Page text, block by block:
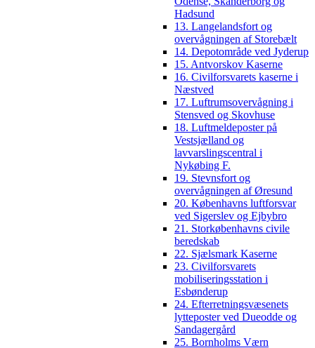
Hadsund
13. Langelandsfort og
overvågningen af Storebælt
14. Depotområde ved Jyderup
15. Antvorskov Kaserne
16. Civilforsvarets kaserne i
Næstved
17. Luftrumsovervågning i
Stensved og Skovhuse
18. Luftmeldeposter på
Vestsjælland og
lavvarslingscentral i
Nykøbing F.
19. Stevnsfort og
overvågningen af Øresund
20. Københavns luftforsvar
ved Sigerslev og Ejbybro
21. Storkøbenhavns civile
beredskab
22. Sjælsmark Kaserne
23. Civilforsvarets
mobiliseringsstation i
Esbønderup
24. Efterretningsvæsenets
lytteposter ved Dueodde og
Sandagergård
25. Bornholms Værn